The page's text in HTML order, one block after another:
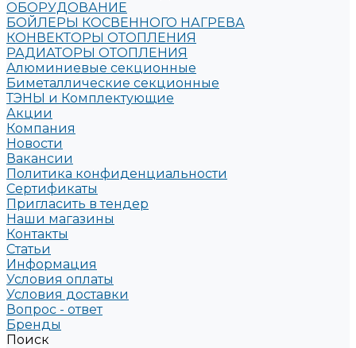
ОБОРУДОВАНИЕ
БОЙЛЕРЫ КОСВЕННОГО НАГРЕВА
КОНВЕКТОРЫ ОТОПЛЕНИЯ
РАДИАТОРЫ ОТОПЛЕНИЯ
Алюминиевые секционные
Биметаллические секционные
ТЭНЫ и Комплектующие
Акции
Компания
Новости
Вакансии
Политика конфиденциальности
Сертификаты
Пригласить в тендер
Наши магазины
Контакты
Статьи
Информация
Условия оплаты
Условия доставки
Вопрос - ответ
Бренды
Поиск